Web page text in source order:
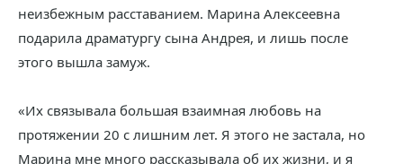
неизбежным расставанием. Марина Алексеевна
подарила драматургу сына Андрея, и лишь после
этого вышла замуж.
«Их связывала большая взаимная любовь на
протяжении 20 с лишним лет. Я этого не застала, но
Марина мне много рассказывала об их жизни, и я